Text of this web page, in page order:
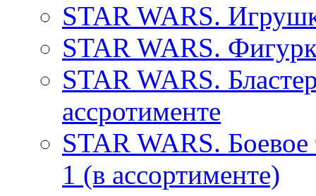
STAR WARS.
STAR WARS.
STAR WARS.
ассротименте
STAR WARS. Боевое
1 (в ассортименте)